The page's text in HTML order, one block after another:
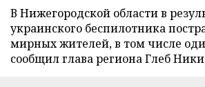
В Нижегородской области в
украинского беспилотника
мирных жителей, в том числе
сообщил глава региона Глеб